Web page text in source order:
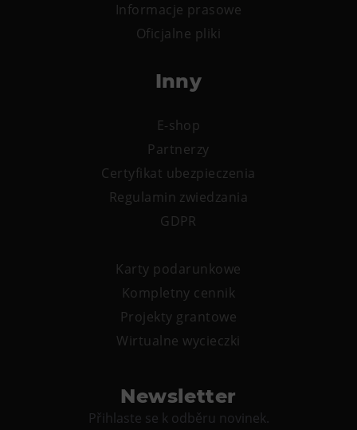
Informacje prasowe
Oficjalne pliki
Inny
E-shop
Partnerzy
Certyfikat ubezpieczenia
Regulamin zwiedzania
GDPR
Karty podarunkowe
Kompletny cennik
Projekty grantowe
Wirtualne wycieczki
Newsletter
Přihlaste se k odběru novinek.